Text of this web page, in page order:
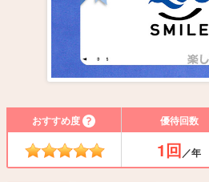
おすすめ度 優待回数
1回／年